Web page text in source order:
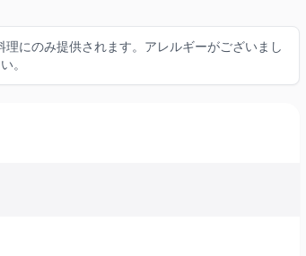
にのみ提供されます。アレルギーがございまし
。